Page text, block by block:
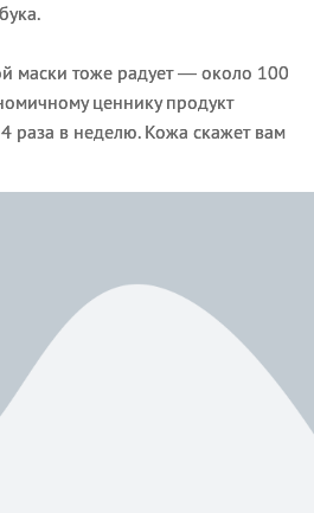
маски тоже радует — около 100
ценнику продукт
раза в неделю. Кожа скажет вам